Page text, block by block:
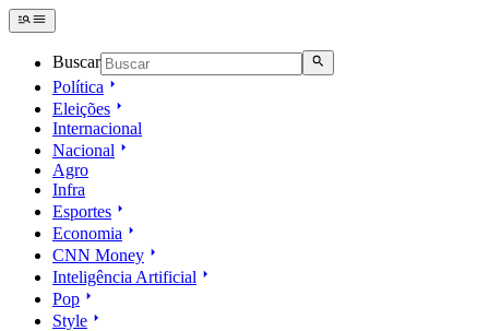
Buscar
Política
Eleições
Internacional
Nacional
Agro
Infra
Esportes
Economia
CNN Money
Inteligência Artificial
Pop
Style